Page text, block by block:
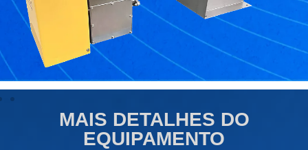
MAIS DETALHES DO
EQUIPAMENTO